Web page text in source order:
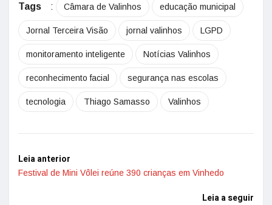
Tags : Câmara de Valinhos educação municipal
Jornal Terceira Visão jornal valinhos LGPD
monitoramento inteligente Notícias Valinhos
reconhecimento facial segurança nas escolas
tecnologia Thiago Samasso Valinhos
Leia anterior
Festival de Mini Vôlei reúne 390 crianças em Vinhedo
Leia a seguir